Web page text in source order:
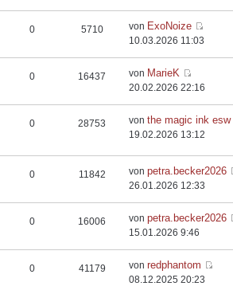
0 5710 von ExoNoize
10.03.2026 11:03
0 16437 von MarieK
20.02.2026 22:16
0 28753 vonthe magic ink esw
19.02.2026 13:12
0 11842 vonpetra.becker2026
26.01.2026 12:33
0 16006 vonpetra.becker2026
15.01.2026 9:46
0 41179 vonredphantom
08.12.2025 20:23